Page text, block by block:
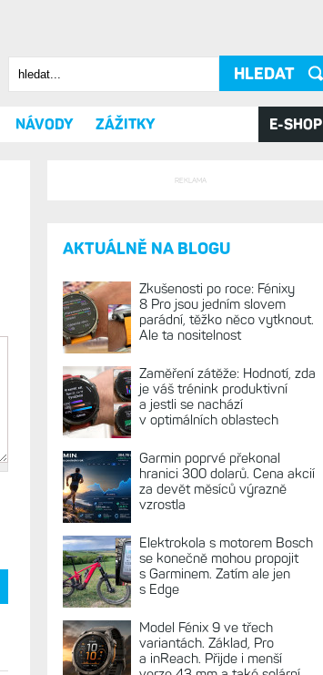
Vyhledávání
Hledat
NÁVODY ZÁŽITKY E-SHOP
REKLAMA
AKTUÁLNĚ NA BLOGU
Zkušenosti po roce: Fénixy
8 Pro jsou jedním slovem
parádní, těžko něco vytknout.
Ale ta nositelnost
Zaměření zátěže: Hodnotí, zda
je váš trénink produktivní
a jestli se nachází
v optimálních oblastech
Garmin poprvé překonal
hranici 300 dolarů. Cena akcií
za devět měsíců výrazně
vzrostla
Elektrokola s motorem Bosch
se konečně mohou propojit
s Garminem. Zatím ale jen
s Edge
Model Fénix 9 ve třech
variantách. Základ, Pro
a inReach. Přijde i menší